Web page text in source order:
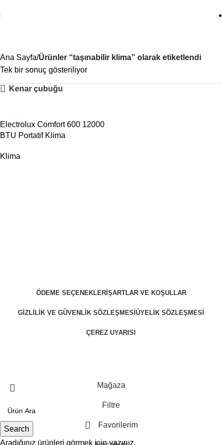
Ana Sayfa Ürünler “taşınabilir klima” olarak etiketlendi
Tek bir sonuç gösteriliyor
Kenar çubuğu
Electrolux Comfort 600 12000
BTU Portatif Klima
Klima
ÖDEME SEÇENEKLERI ŞARTLAR VE KOŞULLAR
GIZLILIK VE GÜVENLIK SÖZLEŞMESI ÜYELIK SÖZLEŞMESI
ÇEREZ UYARISI
Search
Aradığınız ürünleri görmek için yazınız.
Mağaza
Filtre
Favorilerim